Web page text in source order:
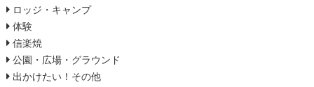
ロッジ・キャンプ
体験
信楽焼
公園・広場・グラウンド
出かけたい！その他